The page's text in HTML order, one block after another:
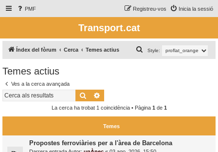
PMF Inicia la sessió
Registreu-vos
Transport.cat
Índex del fòrum Cerca Temes actius Style:
e
Temes actius
Ves a la cerca avançada
Cerca
La cerca ha trobat 1 coincidència • Pàgina 1 de 1
Temes
Propostes ferroviàries per a l'àrea de Barcelona